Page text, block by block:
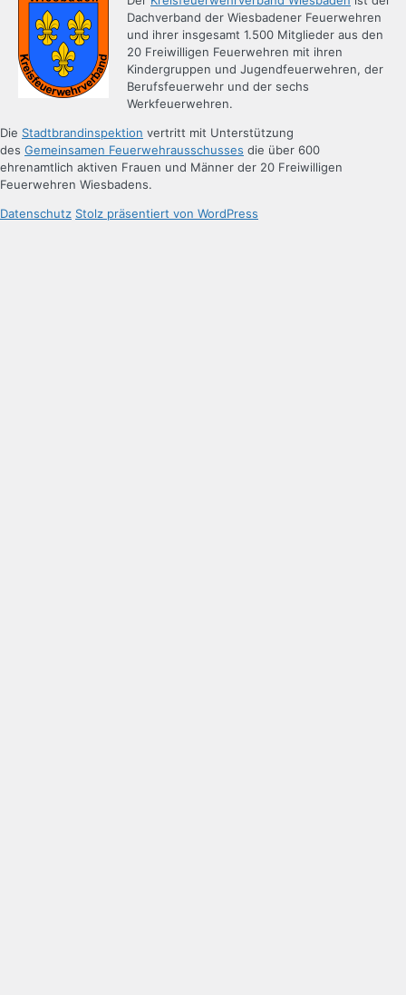
Dachverband der Wiesbadener Feuerwehren
und ihrer insgesamt 1.500 Mitglieder aus den
20 Freiwilligen Feuerwehren mit ihren
Kindergruppen und Jugendfeuerwehren, der
Berufsfeuerwehr und der sechs
Werkfeuerwehren.
Die Stadtbrandinspektion vertritt mit Unterstützung
des Gemeinsamen Feuerwehrausschusses die über 600
ehrenamtlich aktiven Frauen und Männer der 20 Freiwilligen
Feuerwehren Wiesbadens.
Datenschutz Stolz präsentiert von WordPress